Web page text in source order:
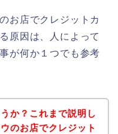
お店でクレジットカ
原因は、人によって
が何か１つでも参考
か？これまで説明し
のお店でクレジット